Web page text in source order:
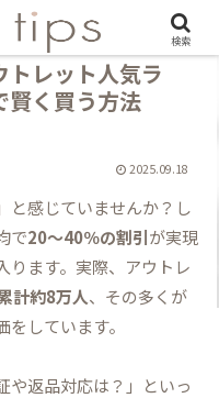
トレット人気ラ
賢く買う方法
2025.09.18
と感じていませんか？し
で20～40％の割引が実現
ります。実際、アウトレ
計約8万人、その多くが
をしています。
や返品対応は？」といっ
検索